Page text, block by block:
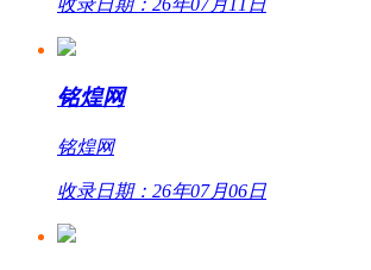
铭煌网
铭煌网
收录日期：26年07月06日